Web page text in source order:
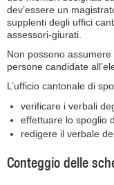
dev’essere un
supplenti degli uffici
assessori-giurati.
Non possono
persone candidate
L’ufficio cantonale di
verificare i verbali
effettuare lo spoglio
redigere il verbale
Conteggio delle